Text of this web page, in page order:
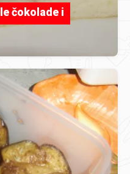
čokolade i